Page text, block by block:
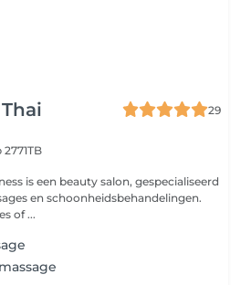
29
is een beauty salon, gespecialiseerd
en schoonheidsbehandelingen.
of ...